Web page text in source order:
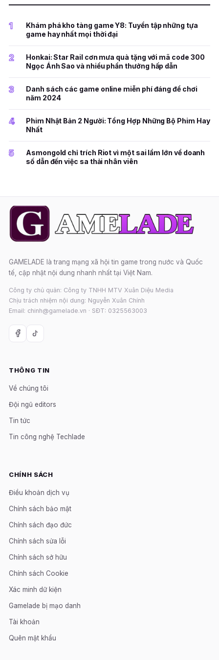
1
Khám phá kho tàng game Y8: Tuyển tập những tựa
game hay nhất mọi thời đại
2
Honkai: Star Rail cơn mưa quà tặng với mã code 300
Ngọc Ánh Sao và nhiều phần thưởng hấp dẫn
3
Danh sách các game online miễn phí đáng để chơi
năm 2024
4
Phim Nhật Bản 2 Người: Tổng Hợp Những Bộ Phim Hay
Nhất
5
Asmongold chỉ trích Riot vì một sai lầm lớn về doanh
số dẫn đến việc sa thải nhân viên
GAMELADE là trang mạng xã hội tin game trong nước và Quốc
tế, cập nhật nội dung nhanh nhất tại Việt Nam.
Công ty chủ quản: Công ty TNHH MTV Xuân Diệu Media
Chịu trách nhiệm nội dung: Nguyễn Xuân Chính
Email: chinh@gamelade.vn · SĐT: 0325563003
THÔNG TIN
Về chúng tôi
Đội ngũ editors
Tin tức
Tin công nghệ Techlade
CHÍNH SÁCH
Điều khoản dịch vụ
Chính sách bảo mật
Chính sách đạo đức
Chính sách sửa lỗi
Chính sách sở hữu
Chính sách Cookie
Xác minh dữ kiện
Gamelade bị mạo danh
Tài khoản
Quên mật khẩu